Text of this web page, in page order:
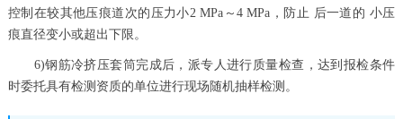
控制在较其他压痕道次的压力小2 MPa～4 MPa，防止 后一道的 小压
痕直径变小或超出下限。
6)钢筋冷挤压套筒完成后，派专人进行质量检查，达到报检条件
时委托具有检测资质的单位进行现场随机抽样检测。